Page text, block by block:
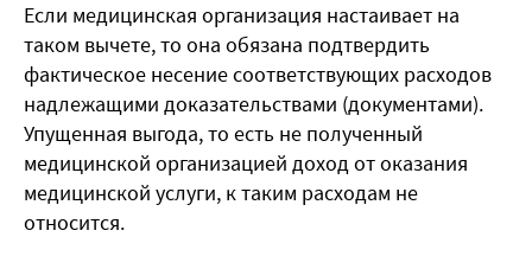
Если медицинская организация настаивает на
таком вычете, то она обязана подтвердить
фактическое несение соответствующих расходов
надлежащими доказательствами (документами).
Упущенная выгода, то есть не полученный
медицинской организацией доход от оказания
медицинской услуги, к таким расходам не
относится.